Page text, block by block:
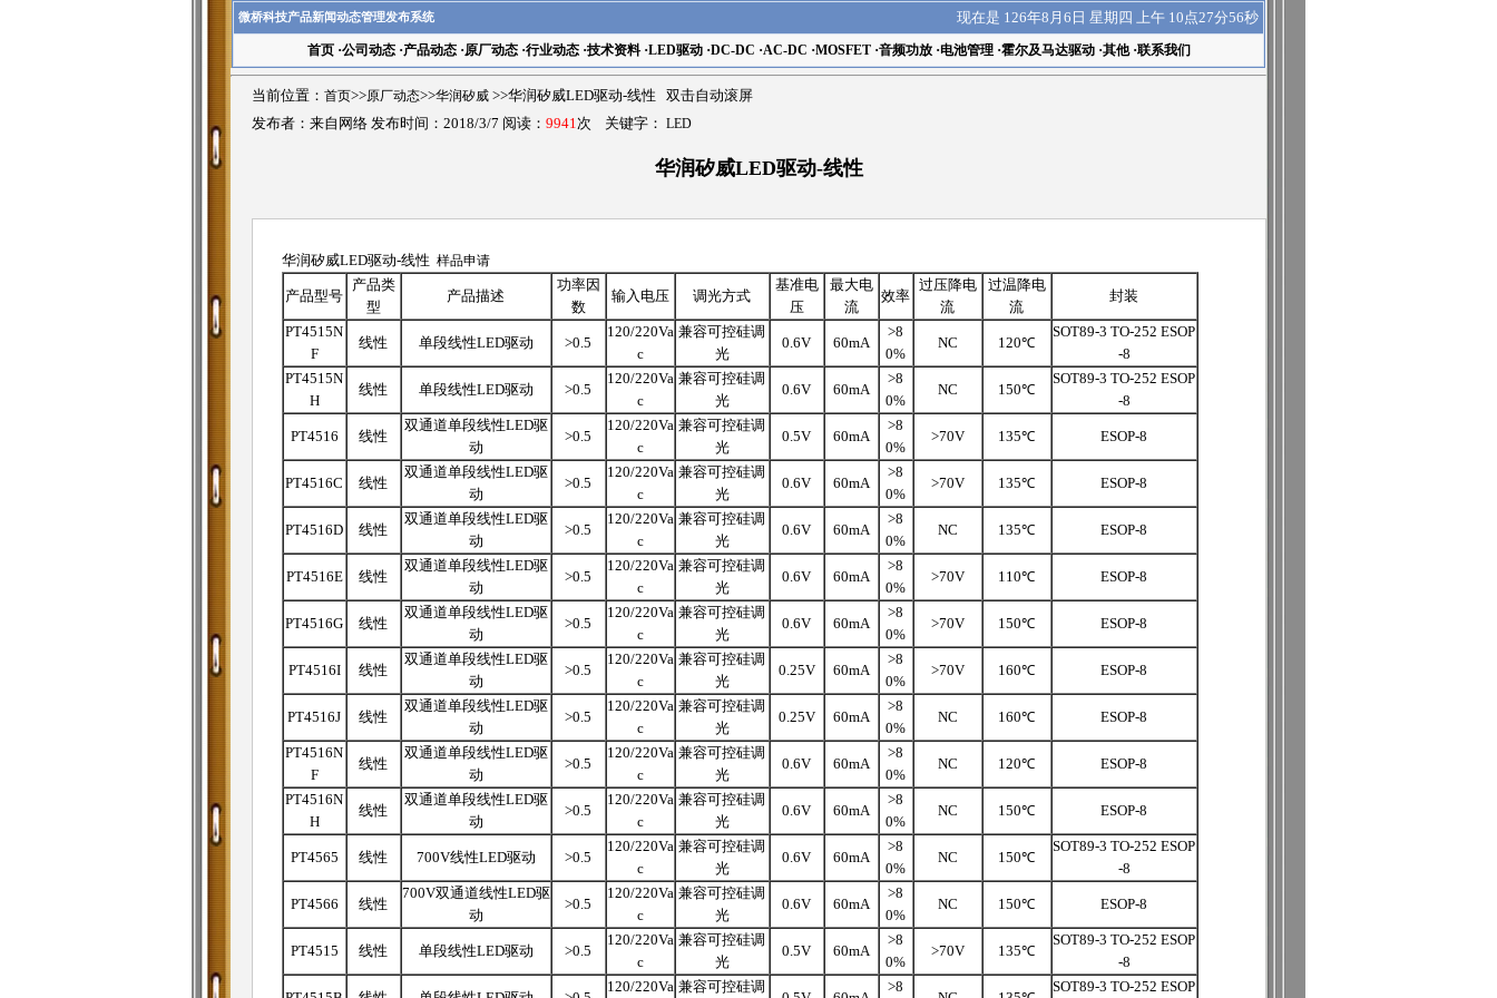
微桥科技产品新闻动态管理发布系统 现在是 126年8月6日 星期四 上午 10点27分56秒
首页·公司动态·产品动态·原厂动态·行业动态·技术资料·LED驱动·DC-DC ·AC-DC ·MOSFET·音频功放·电池管理·霍尔及马达驱动·其他·联系我们
当前位置： 首页>>原厂动态>>华润矽威 >>华润矽威LED驱动-线性 双击自动滚屏
发布者：来自网络 发布时间：2018/3/7 阅读： 9941 次 关键字： LED
华润矽威LED驱动-线性
华润矽威LED驱动-线性 样品申请
产品型号
产品类
型
产品描述
功率因
数
输入电压 调光方式
基准电
压
最大电
流
效率
过压降电
流
过温降电
流
封装
PT4515N
F
线性 单段线性LED驱动 >0.5
120/220Va
c
兼容可控硅调
光
0.6V 60mA
>8
0%
NC 120℃
SOT89-3 TO-252 ESOP
-8
PT4515N
H
线性 单段线性LED驱动 >0.5
120/220Va
c
兼容可控硅调
光
0.6V 60mA
>8
0%
NC 150℃
SOT89-3 TO-252 ESOP
-8
PT4516 线性
双通道单段线性LED驱
动
>0.5
120/220Va
c
兼容可控硅调
光
0.5V 60mA
>8
0%
>70V 135℃ ESOP-8
PT4516C 线性
双通道单段线性LED驱
动
>0.5
120/220Va
c
兼容可控硅调
光
0.6V 60mA
>8
0%
>70V 135℃ ESOP-8
PT4516D 线性
双通道单段线性LED驱
动
>0.5
120/220Va
c
兼容可控硅调
光
0.6V 60mA
>8
0%
NC 135℃ ESOP-8
PT4516E 线性
双通道单段线性LED驱
动
>0.5
120/220Va
c
兼容可控硅调
光
0.6V 60mA
>8
0%
>70V 110℃ ESOP-8
PT4516G 线性
双通道单段线性LED驱
动
>0.5
120/220Va
c
兼容可控硅调
光
0.6V 60mA
>8
0%
>70V 150℃ ESOP-8
PT4516I 线性
双通道单段线性LED驱
动
>0.5
120/220Va
c
兼容可控硅调
光
0.25V 60mA
>8
0%
>70V 160℃ ESOP-8
PT4516J 线性
双通道单段线性LED驱
动
>0.5
120/220Va
c
兼容可控硅调
光
0.25V 60mA
>8
0%
NC 160℃ ESOP-8
PT4516N
F
线性
双通道单段线性LED驱
动
>0.5
120/220Va
c
兼容可控硅调
光
0.6V 60mA
>8
0%
NC 120℃ ESOP-8
PT4516N
H
线性
双通道单段线性LED驱
动
>0.5
120/220Va
c
兼容可控硅调
光
0.6V 60mA
>8
0%
NC 150℃ ESOP-8
PT4565 线性 700V线性LED驱动 >0.5
120/220Va
c
兼容可控硅调
光
0.6V 60mA
>8
0%
NC 150℃
SOT89-3 TO-252 ESOP
-8
PT4566 线性
700V双通道线性LED驱
动
>0.5
120/220Va
c
兼容可控硅调
光
0.6V 60mA
>8
0%
NC 150℃ ESOP-8
PT4515 线性 单段线性LED驱动 >0.5
120/220Va
c
兼容可控硅调
光
0.5V 60mA
>8
0%
>70V 135℃
SOT89-3 TO-252 ESOP
-8
120/220Va 兼容可控硅调 >8 SOT89-3 TO-252 ESOP